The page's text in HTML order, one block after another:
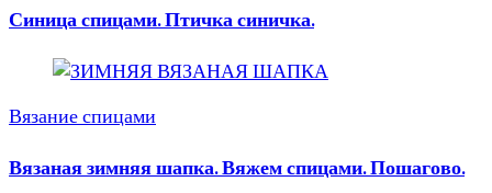
Синица спицами. Птичка синичка.
Вязание спицами
Вязаная зимняя шапка. Вяжем спицами. Пошагово.